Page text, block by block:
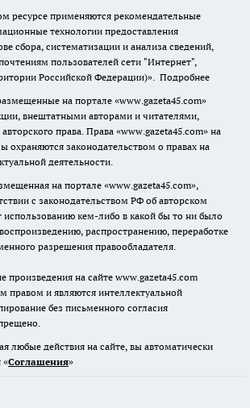
ресурсе применяются рекомендательные
технологии предоставления
сбора, систематизации и анализа сведений,
пользователей сети "Интернет",
Российской Федерации)». Подробнее
на портале «www.gazeta45.com»
внештатными авторами и читателями,
права. Права «www.gazeta45.com» на
охраняются законодательством о правах на
деятельности.
на портале «www.gazeta45.com»,
с законодательством РФ об авторском
использованию кем-либо в какой бы то ни было
распространению, переработке
разрешения правообладателя.
произведения на сайте www.gazeta45.com
правом и являются интеллектуальной
без письменного согласия
любые действия на сайте, вы автоматически
«Cоглашения»